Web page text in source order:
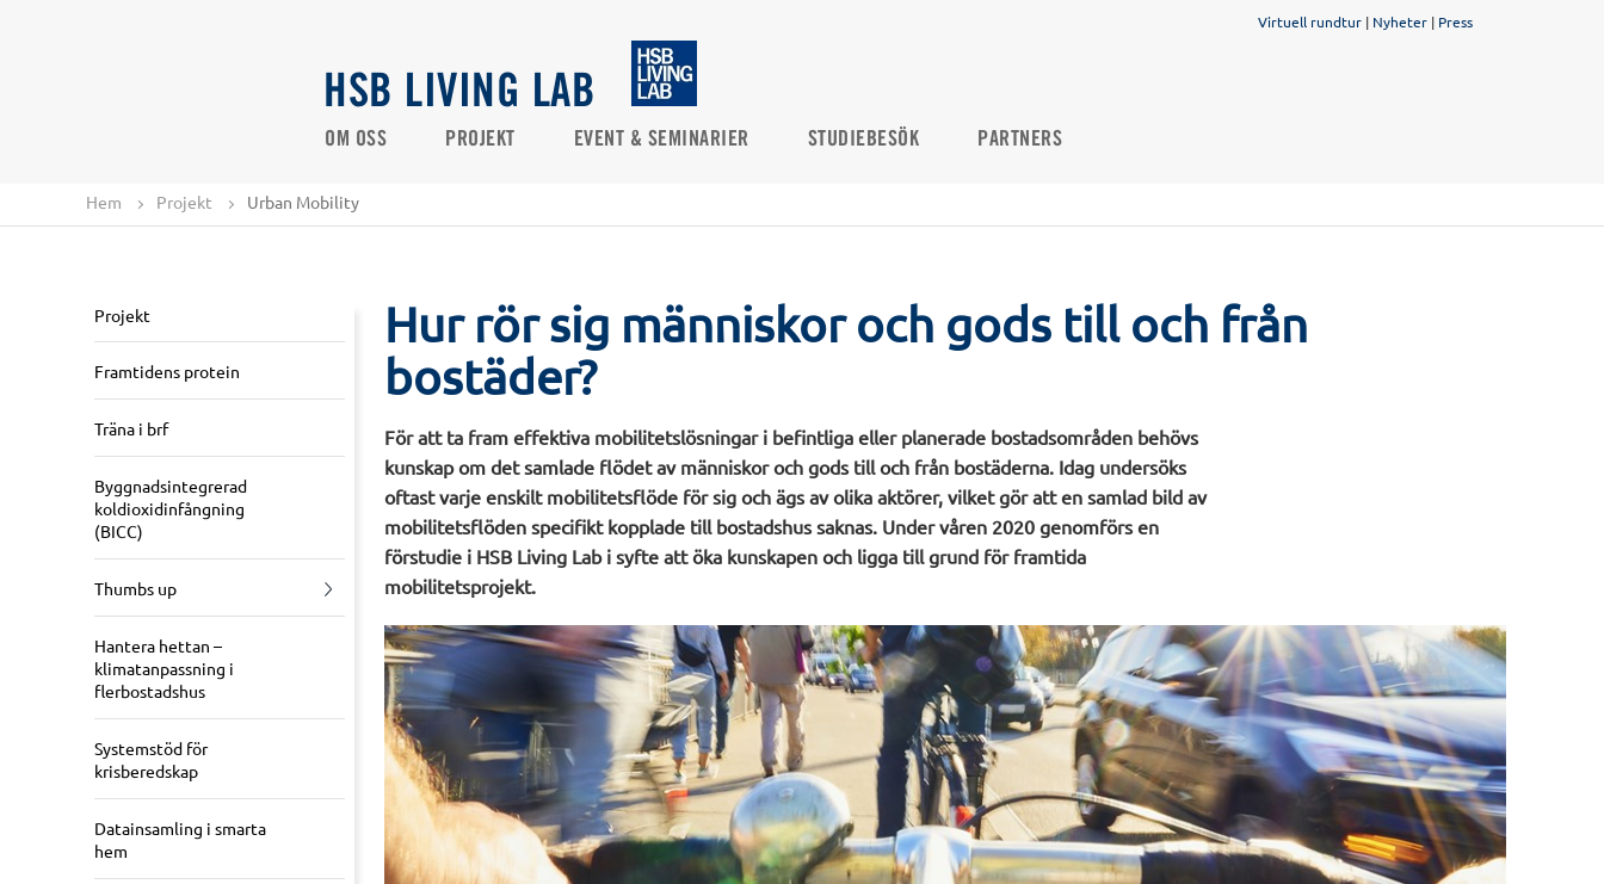
Virtuell rundtur | Nyheter | Press
HSB LIVING LAB
OM OSS PROJEKT EVENT & SEMINARIER STUDIEBESÖK PARTNERS
Hem Projekt Urban Mobility
Projekt
Framtidens protein
Träna i brf
Byggnadsintegrerad
koldioxidinfångning
(BICC)
Thumbs up
Hantera hettan –
klimatanpassning i
flerbostadshus
Systemstöd för
krisberedskap
Datainsamling i smarta
hem
Hur rör sig människor och gods till och från
bostäder?
För att ta fram effektiva mobilitetslösningar i befintliga eller planerade bostadsområden behövs
kunskap om det samlade flödet av människor och gods till och från bostäderna. Idag undersöks
oftast varje enskilt mobilitetsflöde för sig och ägs av olika aktörer, vilket gör att en samlad bild av
mobilitetsflöden specifikt kopplade till bostadshus saknas. Under våren 2020 genomförs en
förstudie i HSB Living Lab i syfte att öka kunskapen och ligga till grund för framtida
mobilitetsprojekt.